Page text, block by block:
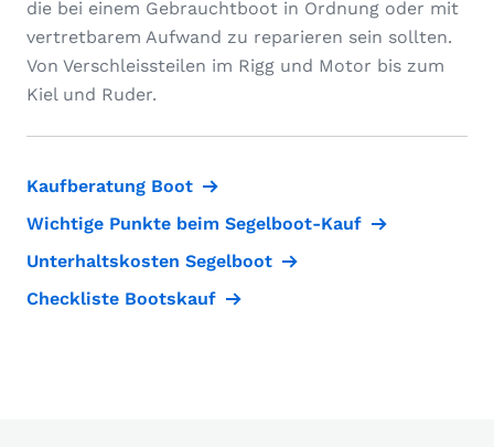
die bei einem Gebrauchtboot in Ordnung oder mit
vertretbarem Aufwand zu reparieren sein sollten.
Von Verschleissteilen im Rigg und Motor bis zum
Kiel und Ruder.
Kaufberatung Boot
Wichtige Punkte beim Segelboot-Kauf
Unterhaltskosten Segelboot
Checkliste Bootskauf